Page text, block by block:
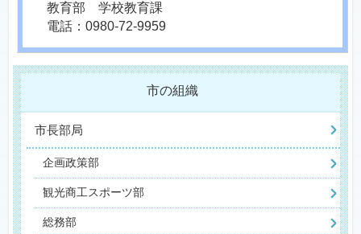
教育部 学校教育課
電話：0980-72-9959
市の組織
市長部局
企画政策部
観光商工スポーツ部
総務部